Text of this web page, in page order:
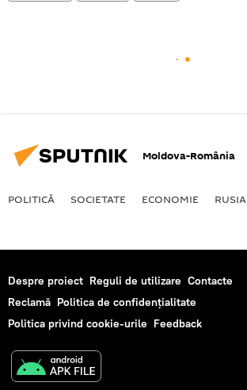
Moldova-România
POLITICĂ SOCIETATE ECONOMIE RUSIA
Despre proiect Reguli de utilizare Contacte
Reclamă Politica de confidențialitate
Politica privind cookie-urile Feedback